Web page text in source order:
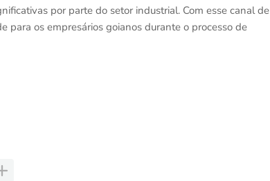
por parte do setor industrial. Com esse canal de
para os empresários goianos durante o processo de